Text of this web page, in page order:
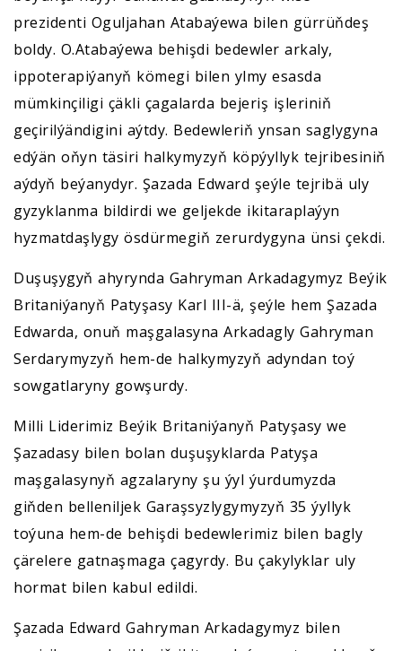
prezidenti Oguljahan Atabaýewa bilen gürrüňdeş
boldy. O.Atabaýewa behişdi bedewler arkaly,
ippoterapiýanyň kömegi bilen ylmy esasda
mümkinçiligi çäkli çagalarda bejeriş işleriniň
geçirilýändigini aýtdy. Bedewleriň ynsan saglygyna
edýän oňyn täsiri halkymyzyň köpýyllyk tejribesiniň
aýdyň beýanydyr. Şazada Edward şeýle tejribä uly
gyzyklanma bildirdi we geljekde ikitaraplaýyn
hyzmatdaşlygy ösdürmegiň zerurdygyna ünsi çekdi.
Duşuşygyň ahyrynda Gahryman Arkadagymyz Beýik
Britaniýanyň Patyşasy Karl III-ä, şeýle hem Şazada
Edwarda, onuň maşgalasyna Arkadagly Gahryman
Serdarymyzyň hem-de halkymyzyň adyndan toý
sowgatlaryny gowşurdy.
Milli Liderimiz Beýik Britaniýanyň Patyşasy we
Şazadasy bilen bolan duşuşyklarda Patyşa
maşgalasynyň agzalaryny şu ýyl ýurdumyzda
giňden belleniljek Garaşsyzlygymyzyň 35 ýyllyk
toýuna hem-de behişdi bedewlerimiz bilen bagly
çärelere gatnaşmaga çagyrdy. Bu çakylyklar uly
hormat bilen kabul edildi.
Şazada Edward Gahryman Arkadagymyz bilen